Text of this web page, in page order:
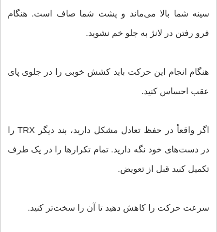
سینه شما بالا می‌ماند و پشت شما صاف است. هنگام
فرو رفتن در لانژ به جلو خم نشوید.
هنگام انجام این حرکت باید کشش خوبی را در جلوی پای
عقب احساس کنید.
اگر واقعاً در حفظ تعادل مشکل دارید، بند دیگر TRX را
در دست‌های خود نگه دارید. تمام تکرارها را در یک طرف
تکمیل کنید قبل از تعویض.
سرعت حرکت را کاهش دهید تا آن را سخت‌تر کنید.